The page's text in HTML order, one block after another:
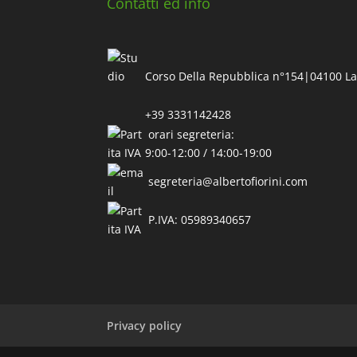
Corso Della Repubblica n°154|04100
+39 3331142428
orari segreteria:
9:00-12:00 / 14:00-19:00
segreteria@albertofiorini.com
P.IVA: 05989340657
Privacy policy